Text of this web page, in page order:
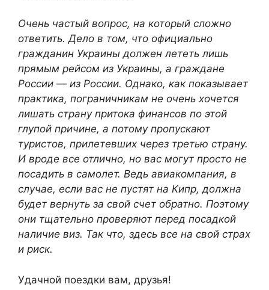
Очень частый вопрос, на который сложно
ответить. Дело в том, что официально
гражданин Украины должен лететь лишь
прямым рейсом из Украины, а граждане
России — из России. Однако, как показывает
практика, пограничникам не очень хочется
лишать страну притока финансов по этой
глупой причине, а потому пропускают
туристов, прилетевших через третью страну.
И вроде все отлично, но вас могут просто не
посадить в самолет. Ведь авиакомпания, в
случае, если вас не пустят на Кипр, должна
будет вернуть за свой счет обратно. Поэтому
они тщательно проверяют перед посадкой
наличие виз. Так что, здесь все на свой страх
и риск.
Удачной поездки вам, друзья!